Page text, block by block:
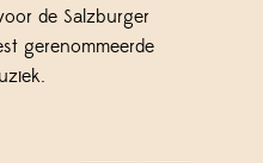
de Salzburger
gerenommeerde